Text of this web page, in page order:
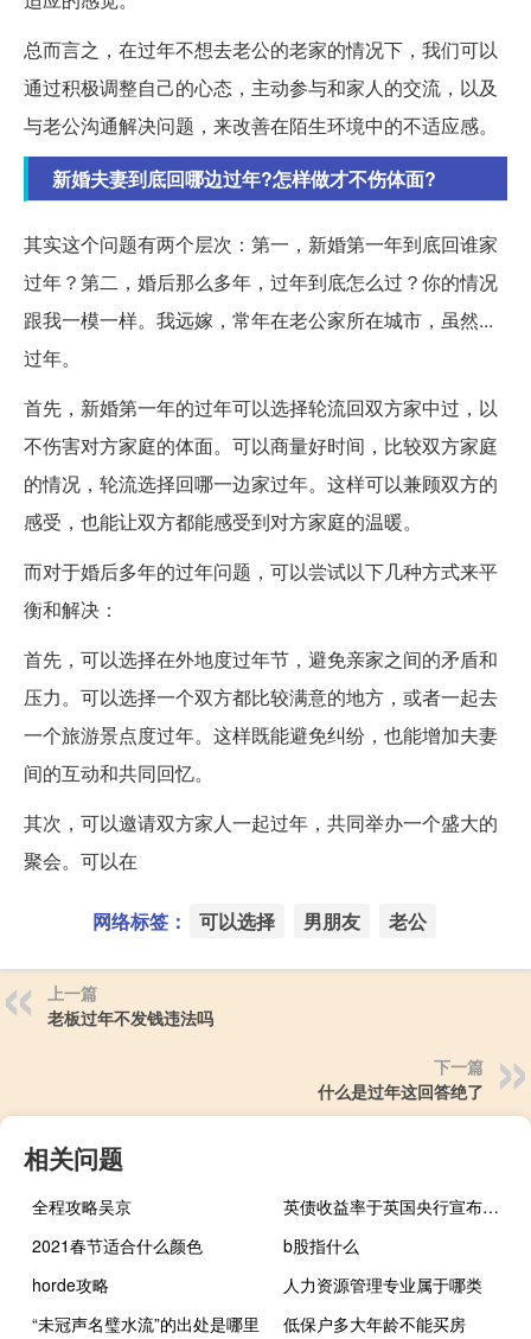
总而言之，在过年不想去老公的老家的情况下，我们可以
通过积极调整自己的心态，主动参与和家人的交流，以及
与老公沟通解决问题，来改善在陌生环境中的不适应感。
新婚夫妻到底回哪边过年?怎样做才不伤体面?
其实这个问题有两个层次：第一，新婚第一年到底回谁家
过年？第二，婚后那么多年，过年到底怎么过？你的情况
跟我一模一样。我远嫁，常年在老公家所在城市，虽然...
过年。
首先，新婚第一年的过年可以选择轮流回双方家中过，以
不伤害对方家庭的体面。可以商量好时间，比较双方家庭
的情况，轮流选择回哪一边家过年。这样可以兼顾双方的
感受，也能让双方都能感受到对方家庭的温暖。
而对于婚后多年的过年问题，可以尝试以下几种方式来平
衡和解决：
首先，可以选择在外地度过年节，避免亲家之间的矛盾和
压力。可以选择一个双方都比较满意的地方，或者一起去
一个旅游景点度过年。这样既能避免纠纷，也能增加夫妻
间的互动和共同回忆。
其次，可以邀请双方家人一起过年，共同举办一个盛大的
聚会。可以在
网络标签： 可以选择 男朋友 老公
上一篇
老板过年不发钱违法吗
下一篇
什么是过年这回答绝了
相关问题
全程攻略吴京
英债收益率于英国央行宣布暂停加息时跳水但美国就业数据巩固市场对美联储加息的预期
2021春节适合什么颜色
b股指什么
horde攻略
人力资源管理专业属于哪类
“未冠声名璧水流”的出处是哪里
低保户多大年龄不能买房